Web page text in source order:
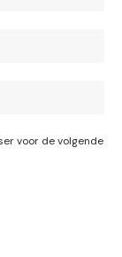
voor de volgende